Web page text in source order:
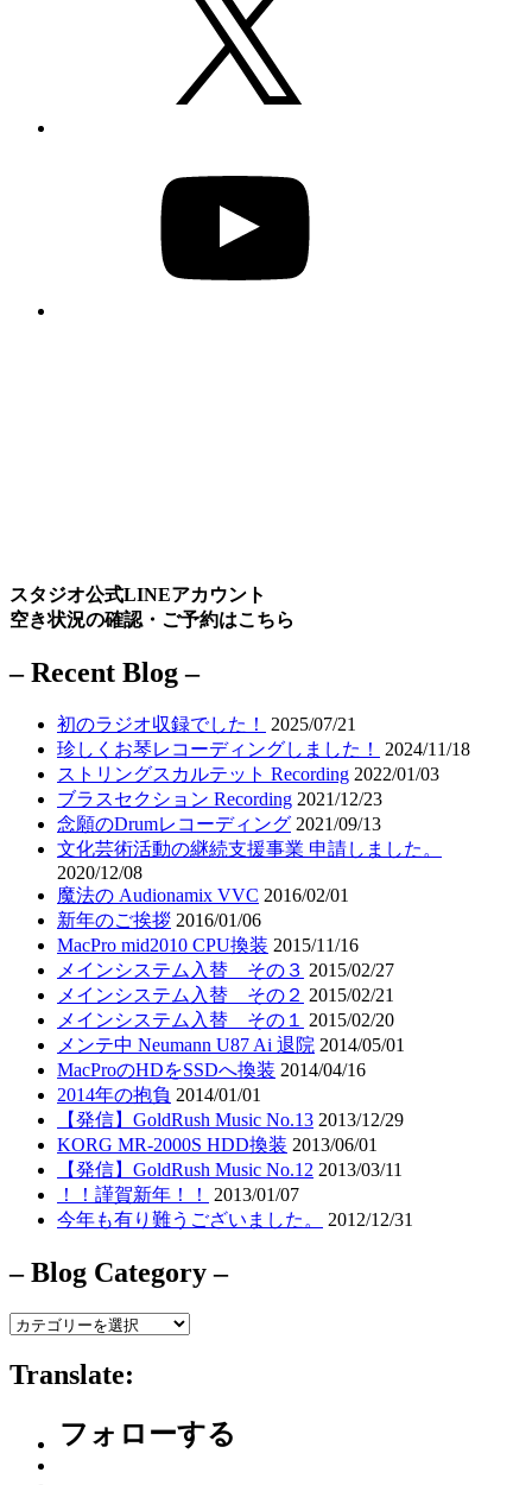
スタジオ公式LINEアカウント
空き状況の確認・ご予約はこちら
– Recent Blog –
初のラジオ収録でした！
2025/07/21
珍しくお琴レコーディングしました！
2024/11/18
ストリングスカルテット Recording 2022/01/03
ブラスセクション Recording 2021/12/23
念願のDrumレコーディング 2021/09/13
文化芸術活動の継続支援事業 申請しました。
2020/12/08
魔法の Audionamix VVC 2016/02/01
新年のご挨拶 2016/01/06
MacPro mid2010 CPU換装 2015/11/16
メインシステム入替 その３ 2015/02/27
メインシステム入替 その２ 2015/02/21
メインシステム入替 その１
2015/02/20
メンテ中 Neumann U87 Ai 退院 2014/05/01
MacProのHDをSSDへ換装 2014/04/16
2014年の抱負 2014/01/01
【発信】GoldRush Music No.13 2013/12/29
KORG MR-2000S HDD換装 2013/06/01
【発信】GoldRush Music No.12 2013/03/11
！！謹賀新年！！
2013/01/07
今年も有り難うございました。
2012/12/31
– Blog Category –
–
Category
–
Translate:
フォローする